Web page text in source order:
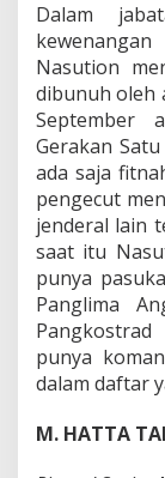
Dalam
Nasution
dibunuh oleh
September
Gerakan
ada saja
pengecut
jenderal lain
saat itu
punya
Panglima
punya
dalam daftar
M. HATTA